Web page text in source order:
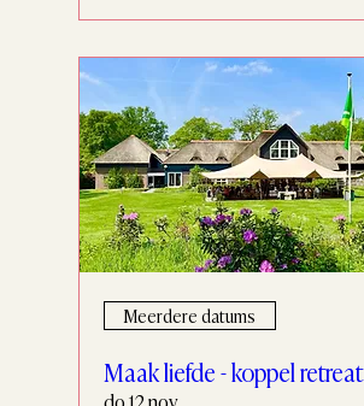
Meerdere datums
Maak liefde - koppel retreat